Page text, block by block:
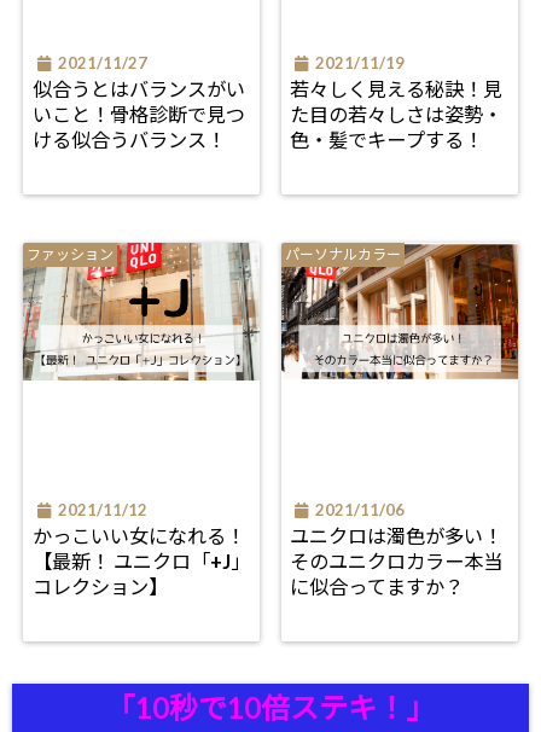
2021/11/27
似合うとはバランスがい
いこと！骨格診断で見つ
ける似合うバランス！
2021/11/19
若々しく見える秘訣！見
た目の若々しさは姿勢・
色・髪でキープする！
ファッション
2021/11/12
かっこいい女になれる！
【最新！ ユニクロ「+J」
コレクション】
パーソナルカラー
2021/11/06
ユニクロは濁色が多い！
そのユニクロカラー本当
に似合ってますか？
「10秒で10倍ステキ！」